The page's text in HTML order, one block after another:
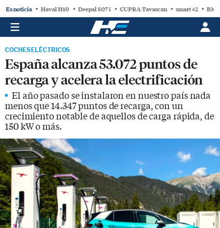
Es noticia Haval H10 Deepal S07 i CUPRA Tavascan smart #2
COCHES ELÉCTRICOS
España alcanza 53.072 puntos de
recarga y acelera la electrificación
El año pasado se instalaron en nuestro país nada
menos que 14.347 puntos de recarga, con un
crecimiento notable de aquellos de carga rápida, de
150 kW o más.